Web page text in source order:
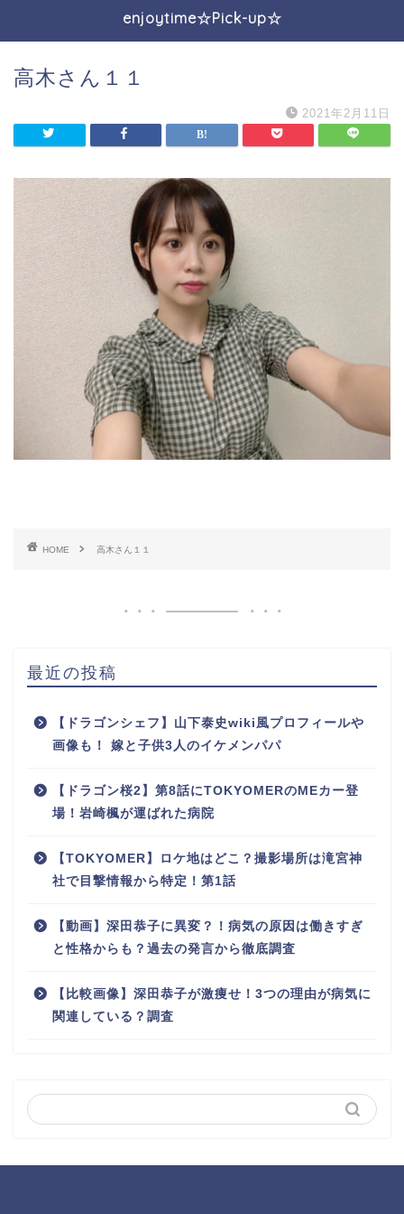
enjoytime☆Pick-up☆
高木さん１１
2021年2月11日
HOME 高木さん１１
最近の投稿
【ドラゴンシェフ】山下泰史wiki風プロフィールや
画像も！ 嫁と子供3人のイケメンパパ
【ドラゴン桜2】第8話にTOKYOMERのMEカー登
場！岩崎楓が運ばれた病院
【TOKYOMER】ロケ地はどこ？撮影場所は滝宮神
社で目撃情報から特定！第1話
【動画】深田恭子に異変？！病気の原因は働きすぎ
と性格からも？過去の発言から徹底調査
【比較画像】深田恭子が激痩せ！3つの理由が病気に
関連している？調査